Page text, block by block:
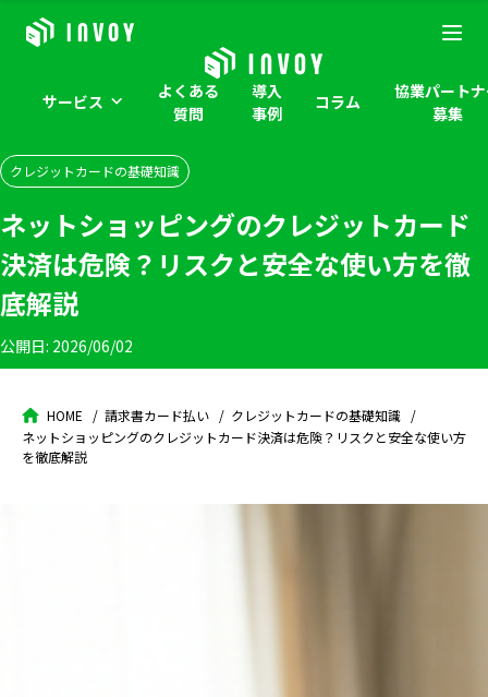
サービス
よくある
質問
導入
事例
コラム
協業パート
募集
クレジットカードの基礎知識
ネットショッピングのクレジットカード
決済は危険？リスクと安全な使い方を徹
底解説
公開日: 2026/06/02
HOME 請求書カード払い
クレジットカードの基礎知識
ネットショッピングのクレジットカード決済は危険？リスクと安全な使い方
を徹底解説